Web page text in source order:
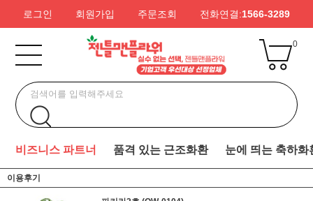
로그인 회원가입 주문조회 전화연결:1566-3289
0
비즈니스 파트너 품격 있는 근조화환 눈에 띄는 축하화
이용후기